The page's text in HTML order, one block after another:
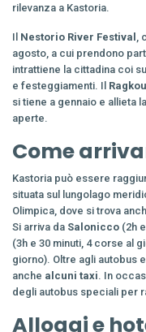
rilevanza a Kastoria.
Il Nestorio River Festival
agosto, a cui prendono
intrattiene la cittadina coi
e festeggiamenti. Il
si tiene a gennaio e allieta
aperte.
Come
Kastoria può essere
situata sul lungolago
Olimpica, dove si trova
Si arriva da Salonicco (2h
(3h e 30 minuti, 4 corse al
giorno). Oltre agli autobus
anche alcuni taxi . In
degli autobus speciali per
Alloggi e